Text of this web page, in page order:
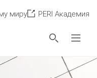
миру PERI Академия